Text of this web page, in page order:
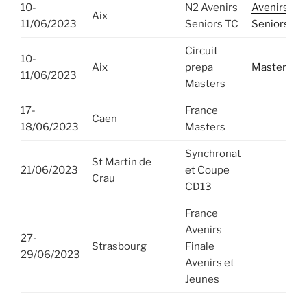
10-
11/06/2023
Aix
N2 Avenirs
Seniors TC
Avenirs
Seniors
10-
11/06/2023
Aix
Circuit
prepa
Masters
Masters
17-
18/06/2023
Caen
France
Masters
21/06/2023
St Martin de
Crau
Synchronat
et Coupe
CD13
27-
29/06/2023
Strasbourg
France
Avenirs
Finale
Avenirs et
Jeunes